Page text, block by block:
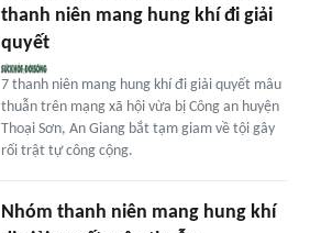
thanh niên mang hung khí đi giải
quyết
7 thanh niên mang hung khí đi giải quyết mâu
thuẫn trên mạng xã hội vừa bị Công an huyện
Thoại Sơn, An Giang bắt tạm giam về tội gây
rối trật tự công cộng.
Nhóm thanh niên mang hung khí